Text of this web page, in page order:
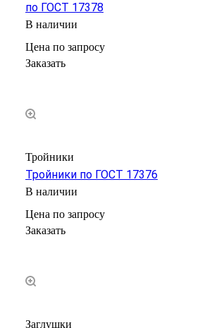
по ГОСТ 17378
В наличии
Цена по запросу
Заказать
Тройники
Тройники по ГОСТ 17376
В наличии
Цена по запросу
Заказать
Заглушки